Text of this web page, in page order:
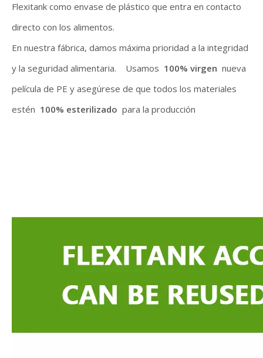
Flexitank como envase de plástico que entra en contacto
directo con los alimentos.
En nuestra fábrica, damos máxima prioridad a la integridad
y la seguridad alimentaria. Usamos 100% virgen nueva
película de PE y asegúrese de que todos los materiales
estén 100% esterilizado para la producción